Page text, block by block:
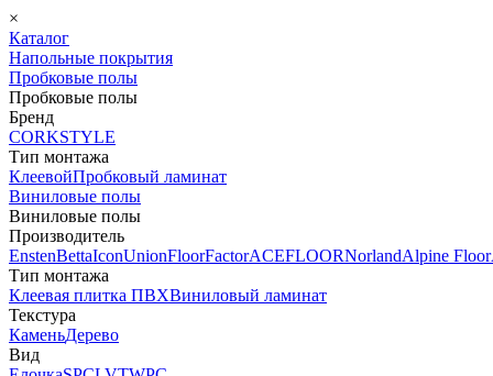
×
Каталог
Напольные покрытия
Пробковые полы
Пробковые полы
Бренд
CORKSTYLE
Тип монтажа
КлеевойПробковый ламинат
Виниловые полы
Виниловые полы
Производитель
EnstenBettaIconUnionFloorFactorACEFLOORNorlandAlpine Floor
Тип монтажа
Клеевая плитка ПВХВиниловый ламинат
Текстура
КаменьДерево
Вид